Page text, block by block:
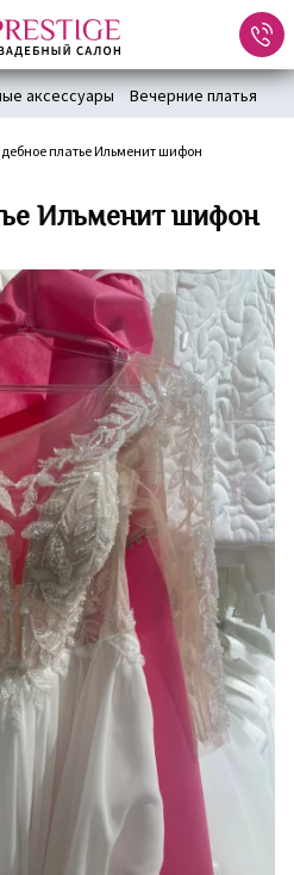
аксессуары Вечерние платья
платье Ильменит шифон
Ильменит шифон